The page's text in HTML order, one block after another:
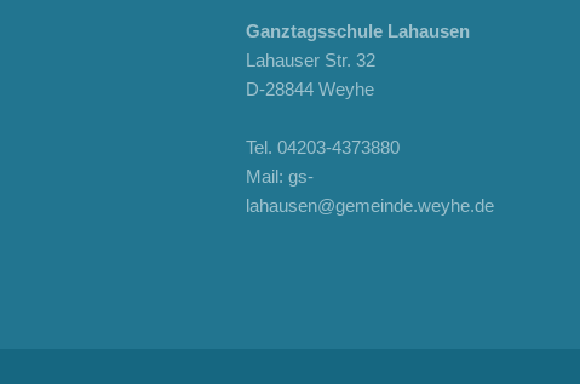
Ganztagsschule Lahausen
Lahauser Str. 32
D-28844 Weyhe
Tel. 04203-4373880
Mail: gs-
lahausen@gemeinde.weyhe.de